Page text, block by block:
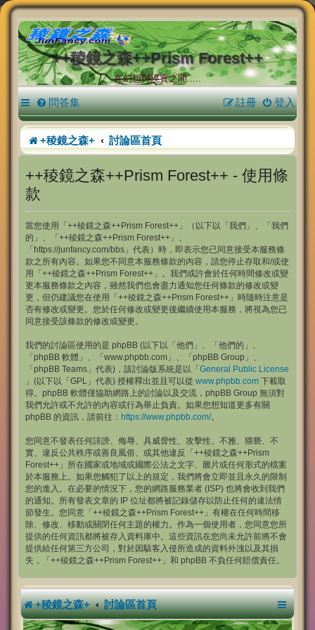
++稜鏡之森++Prism Forest++
在幻想與現實之間.....
問答集 登入
註冊
+稜鏡之森+ 討論區首頁
++稜鏡之森++Prism Forest++ - 使用條
款
當您使用「++稜鏡之森++Prism Forest++」（以下以「我們」、「我們
的」、「++稜鏡之森++Prism Forest++」、
「https://junfancy.com/bbs」代表）時，即表示您已同意接受本服務條
款之所有內容。如果您不同意本服務條款的內容，請您停止存取和/或使
用「++稜鏡之森++Prism Forest++」。我們或許會於任何時間修改或變
更本服務條款之內容，雖然我們也會盡力通知您任何條款的修改或變
更，但仍建議您在使用「++稜鏡之森++Prism Forest++」時隨時注意是
否有修改或變更。您於任何修改或變更後繼續使用本服務，將視為您已
同意接受該條款的修改或變更。
我們的討論區使用的是 phpBB (以下以「他們」、「他們的」、
「phpBB 軟體」、「www.phpbb.com」、「phpBB Group」、
「phpBB Teams」代表)，該討論版系統是以「General Public License
」(以下以「GPL」代表) 授權釋出並且可以從 www.phpbb.com 下載取
得。phpBB 軟體僅協助網路上的討論以及交流，phpBB Group 無須對
我們允許或不允許的內容或行為舉止負責。如果您想知道更多有關
phpBB 的資訊，請前往： https://www.phpbb.com/。
您同意不發表任何誹謗、侮辱、具威脅性、攻擊性、不雅、猥褻、不
實、違反公共秩序或善良風俗、或其他違反「++稜鏡之森++Prism
Forest++」所在國家或地域或國際公法之文字、圖片或任何形式的檔案
於本服務上。如果您觸犯了以上的規定，我們將會立即並且永久的限制
您的進入。在必要的情況下，您的網路服務業者 (ISP) 也將會收到我們
的通知。所有發表文章的 IP 位址都將被記錄儲存以防止任何的違法情
節發生。您同意「++稜鏡之森++Prism Forest++」有權在任何時間移
除、修改、移動或關閉任何主題的權力。作為一個使用者，您同意您所
提供的任何資訊都將被存入資料庫中。這些資訊在您尚未允許前將不會
提供給任何第三方公司，對於因駭客入侵所造成的資料外洩以及其損
失，「++稜鏡之森++Prism Forest++」和 phpBB 不負任何賠償責任。
+稜鏡之森+ 討論區首頁